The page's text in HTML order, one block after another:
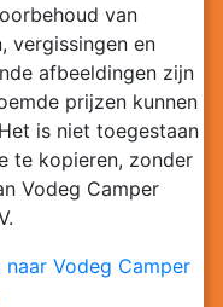
van
vergissingen en
afbeeldingen zijn
prijzen kunnen
is niet toegestaan
te kopieren, zonder
Vodeg Camper
Vodeg Camper